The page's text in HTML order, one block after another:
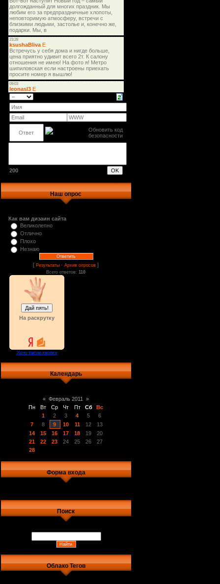
200
Наш опрос
Как вам дизаин сайта
Великолепно
Отлично
Плохо
Незнаю
[Результаты ·Архив опросов ]
Всего ответов:110
На раскрутку
Календарь
« Февраль 2011
»
Пн
Вт Ср Чт Пт Сб
Вс
1
2 3 4 5
6
7
8 9 10 11 12
13
14
15 16 17 18 19
20
21
22 23 24 25 26
27
28
Форма входа
Поиск
Облако Тегов